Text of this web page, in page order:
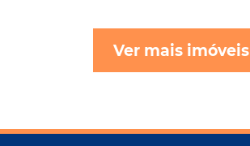
Ver mais imóveis